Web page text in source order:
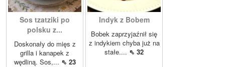
Sos tzatziki po
polsku z...
Doskonały do mięs z
grilla i kanapek z
wędliną. Sos,... ⇖ 23
Indyk z Bobem
Bobek zaprzyjaźnił się
z indykiem chyba już na
stałe.... ⇖ 32